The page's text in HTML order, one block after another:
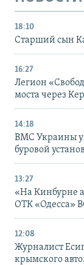
18:10
Старший сын
16:27
Легион
моста через
14:18
ВМС Украины
буровой
13:27
«На Кинбурне
ОТК «Одесса»
12:08
Журналист
крымского